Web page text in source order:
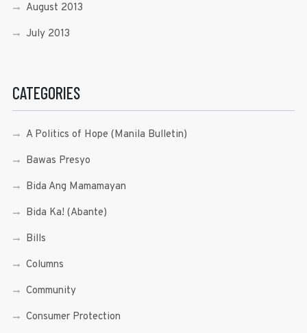
August 2013
July 2013
CATEGORIES
A Politics of Hope (Manila Bulletin)
Bawas Presyo
Bida Ang Mamamayan
Bida Ka! (Abante)
Bills
Columns
Community
Consumer Protection